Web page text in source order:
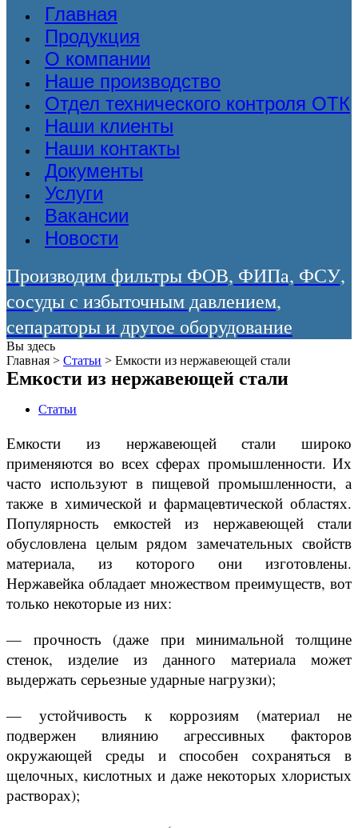
Главная
Продукция
О компании
Наше производство
Отдел технического контроля ОТК
Наши клиенты
Наши контакты
Документы
Услуги
Вакансии
Новости
Производим фильтры ФОВ, ФИПа, ФСУ,
сосуды с избыточным давлением,
сепараторы и другое оборудование
Вы здесь
Главная > Статьи > Емкости из нержавеющей стали
Емкости из нержавеющей стали
Статьи
Емкости из нержавеющей стали широко
применяются во всех сферах промышленности. Их
часто используют в пищевой промышленности, а
также в химической и фармацевтической областях.
Популярность емкостей из нержавеющей стали
обусловлена целым рядом замечательных свойств
материала, из которого они изготовлены.
Нержавейка обладает множеством преимуществ, вот
только некоторые из них:
— прочность (даже при минимальной толщине
стенок, изделие из данного материала может
выдержать серьезные ударные нагрузки);
— устойчивость к коррозиям (материал не
подвержен влиянию агрессивных факторов
окружающей среды и способен сохраняться в
щелочных, кислотных и даже некоторых хлористых
растворах);